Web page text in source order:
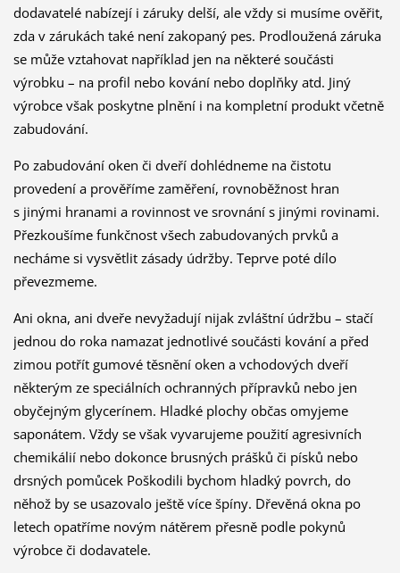
dodavatelé nabízejí i záruky delší, ale vždy si musíme ověřit,
zda v zárukách také není zakopaný pes. Prodloužená záruka
se může vztahovat například jen na některé součásti
výrobku – na profil nebo kování nebo doplňky atd. Jiný
výrobce však poskytne plnění i na kompletní produkt včetně
zabudování.
Po zabudování oken či dveří dohlédneme na čistotu
provedení a prověříme zaměření, rovnoběžnost hran
s jinými hranami a rovinnost ve srovnání s jinými rovinami.
Přezkoušíme funkčnost všech zabudovaných prvků a
necháme si vysvětlit zásady údržby. Teprve poté dílo
převezmeme.
Ani okna, ani dveře nevyžadují nijak zvláštní údržbu – stačí
jednou do roka namazat jednotlivé součásti kování a před
zimou potřít gumové těsnění oken a vchodových dveří
některým ze speciálních ochranných přípravků nebo jen
obyčejným glycerínem. Hladké plochy občas omyjeme
saponátem. Vždy se však vyvarujeme použití agresivních
chemikálií nebo dokonce brusných prášků či písků nebo
drsných pomůcek Poškodili bychom hladký povrch, do
něhož by se usazovalo ještě více špíny. Dřevěná okna po
letech opatříme novým nátěrem přesně podle pokynů
výrobce či dodavatele.